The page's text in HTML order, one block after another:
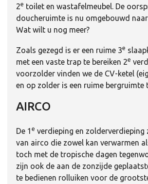
2e toilet en wastafelmeubel. De
doucheruimte is nu omgebouwd
Wat wilt u nog meer?
Zoals gezegd is er een ruime 3e
met een vaste trap te bereiken 2e
voorzolder vinden we de CV-ketel
en op zolder is een ruime bergruimte
AIRCO
De 1 e verdieping en zolderverdieping
van airco die zowel kan verwarmen
toch met de tropische dagen
zijn ook de aan de zonzijde
te bedienen rolluiken voor de